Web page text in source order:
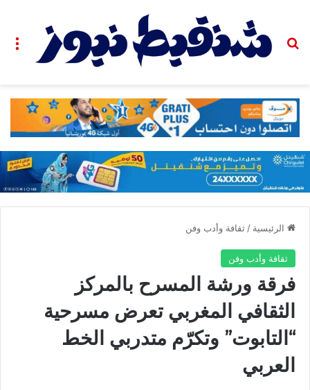
بحث عن
الرئيسية / ثقافة وأدب وفن
ثقافة وأدب وفن
فرقة ورشة المسرح بالمركز
الثقافي المغربي تعرض مسرحية
“التابوت” وتكرّم متدربي الخط
العربي